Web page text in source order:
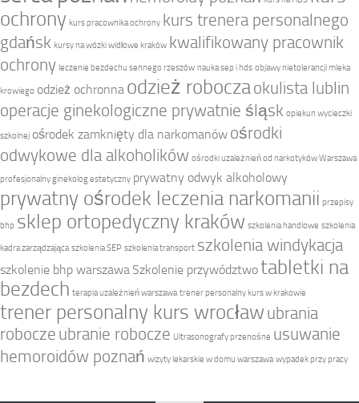
ochrony kurs pracownika ochrony kurs trenera personalnego
gdańsk kursy na wózki widłowe kraków kwalifikowany pracownik
ochrony leczenie bezdechu sennego rzeszów nauka sep i hds objawy nietolerancji mleka
krowiego odzież ochronna odzież roboczaokulista lublin
operacje ginekologiczne prywatnie śląsk opiekun wycieczki
szkolnej ośrodek zamknięty dla narkomanów ośrodki
odwykowe dla alkoholików ośrodki uzależnień od narkotyków Warszawa
profesjonalny ginekolog estetyczny prywatny odwyk alkoholowy
prywatny ośrodek leczenia narkomanii przepisy
bhp sklep ortopedyczny kraków szkolenia handlowe szkolenia
kadra zarządzająca szkolenia SEP szkolenia transport szkolenia windykacja
szkolenie bhp warszawa Szkolenie przywództwotabletki na
bezdech terapia uzależnień warszawa trener personalny kurs w krakowie
trener personalny kurs wrocław ubrania
robocze ubranie robocze Ultrasonografy przenośne usuwanie
hemoroidów poznań wizyty lekarskie w domu warszawa wypadek przy pracy